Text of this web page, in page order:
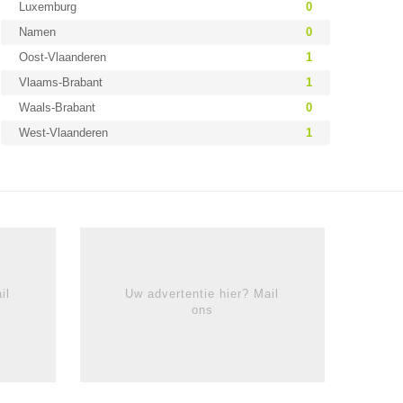
Luxemburg
0
Namen
0
Oost-Vlaanderen
1
Vlaams-Brabant
1
Waals-Brabant
0
West-Vlaanderen
1
Uw advertentie hier? Mail
ons